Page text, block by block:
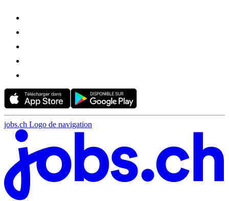
jobs.ch Logo de navigation